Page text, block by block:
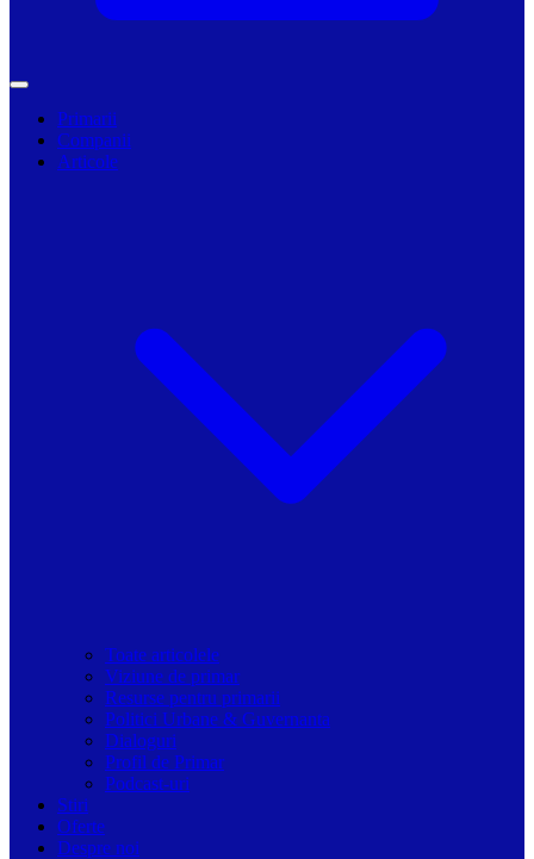
Primarii
Companii
Articole
Toate articolele
Viziune de primar
Resurse pentru primarii
Politici Urbane & Guvernanta
Dialoguri
Profil de Primar
Podcast-uri
Stiri
Oferte
Despre noi